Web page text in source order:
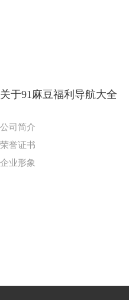
关于91麻豆福利导航大全
公司简介
荣誉证书
企业形象